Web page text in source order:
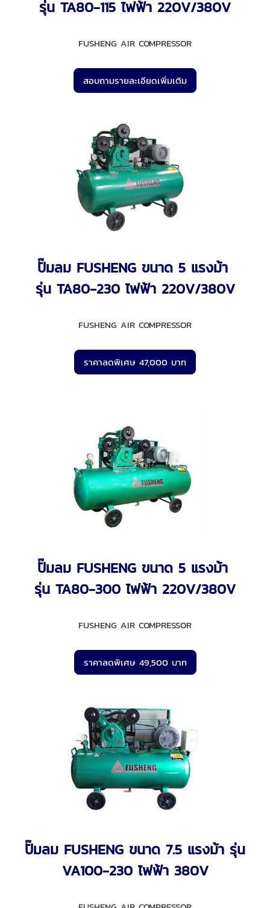
รุ่น TA80-115 ไฟฟ้า 220V/380V
FUSHENG AIR COMPRESSOR
สอบถามรายละเอียดเพิ่มเติม
ปั๊มลม FUSHENG ขนาด 5 แรงม้า
รุ่น TA80-230 ไฟฟ้า 220V/380V
FUSHENG AIR COMPRESSOR
ราคาลดพิเศษ 47,000 บาท
ปั๊มลม FUSHENG ขนาด 5 แรงม้า
รุ่น TA80-300 ไฟฟ้า 220V/380V
FUSHENG AIR COMPRESSOR
ราคาลดพิเศษ 49,500 บาท
ปั๊มลม FUSHENG ขนาด 7.5 แรงม้า รุ่น
VA100-230 ไฟฟ้า 380V